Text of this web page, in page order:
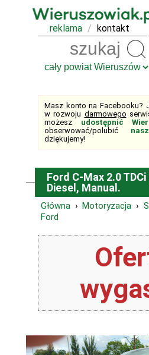
reklama / kontakt
Masz konto na Facebooku?
w rozwoju darmowego
możesz udostępnić
obserwować/polubić
dziękujemy!
Ford C-Max 2.0
Diesel, Manual.
Główna ›Motoryzacja ›
Ford